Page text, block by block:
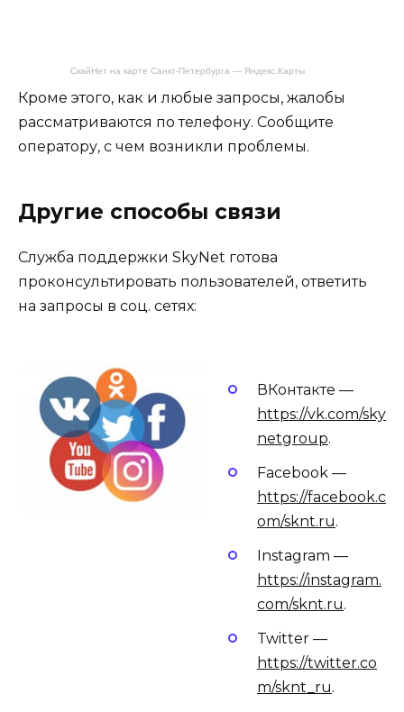
СкайНет на карте Санкт‑Петербурга — Яндекс.Карты
Кроме этого, как и любые запросы, жалобы
рассматриваются по телефону. Сообщите
оператору, с чем возникли проблемы.
Другие способы связи
Служба поддержки SkyNet готова
проконсультировать пользователей, ответить
на запросы в соц. сетях:
ВКонтакте —
https://vk.com/sky
netgroup.
Facebook —
https://facebook.c
om/sknt.ru.
Instagram —
https://instagram.
com/sknt.ru.
Twitter —
https://twitter.co
m/sknt_ru.